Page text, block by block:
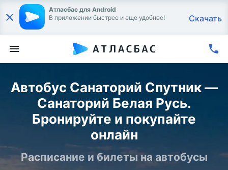
Атласбас для Android
В приложении быстрее и еще удобнее!
Скачать
Автобус Санаторий Спутник —
Санаторий Белая Русь.
Бронируйте и покупайте
онлайн
Расписание и билеты на автобусы